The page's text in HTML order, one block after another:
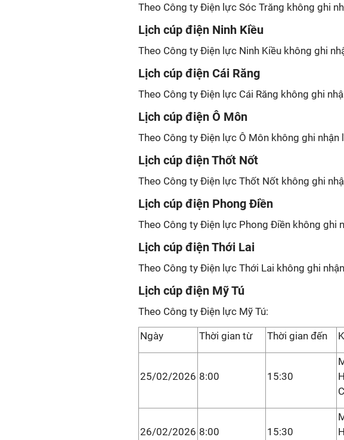
Theo Công ty Điện lực Sóc Trăng không ghi
Lịch cúp điện Ninh Kiều
Theo Công ty Điện lực Ninh Kiều không ghi
Lịch cúp điện Cái Răng
Theo Công ty Điện lực Cái Răng không ghi
Lịch cúp điện Ô Môn
Theo Công ty Điện lực Ô Môn không ghi
Lịch cúp điện Thốt Nốt
Theo Công ty Điện lực Thốt Nốt không ghi
Lịch cúp điện Phong Điền
Theo Công ty Điện lực Phong Điền không ghi
Lịch cúp điện Thới Lai
Theo Công ty Điện lực Thới Lai không ghi
Lịch cúp điện Mỹ Tú
Theo Công ty Điện lực Mỹ Tú:
Ngày Thời gian từ Thời gian đến
25/02/2026 8:00 15:30
26/02/2026 8:00 15:30